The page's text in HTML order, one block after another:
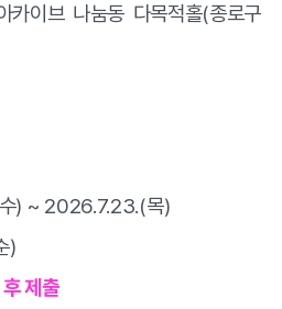
카이브 나눔동 다목적홀(종로구
) ~ 2026.7.23.(목)
)
제출